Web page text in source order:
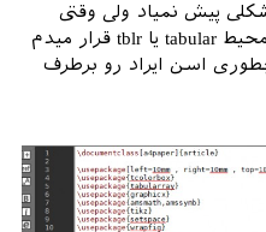
پیش نمیاد ولی وقتی
همون کد رو داخل محیط tabular یا tblr قرار میدم
چطوری اسن ایراد رو برطرف